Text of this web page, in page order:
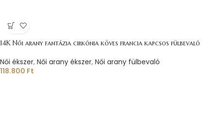
14K Női arany fantázia cirkónia köves francia kapcsos fülbevaló
Női ékszer, Női arany ékszer, Női arany fülbevaló
118.800 Ft